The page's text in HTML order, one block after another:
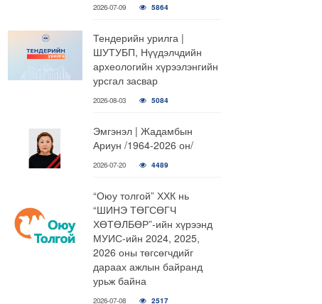
2026-07-09 5864
Тендерийн урилга |
ШУТУБП, Нүүдэлчдийн
археологийн хүрээлэнгийн
урсгал засвар
2026-08-03 5084
Эмгэнэл | Жадамбын
Ариун /1964-2026 он/
2026-07-20 4489
“Оюу толгой” ХХК нь
“ШИНЭ ТӨГСӨГЧ
ХӨТӨЛБӨР”-ийн хүрээнд
МУИС-ийн 2024, 2025,
2026 оны төгсөгчдийг
дараах ажлын байранд
урьж байна
2026-07-08 2517